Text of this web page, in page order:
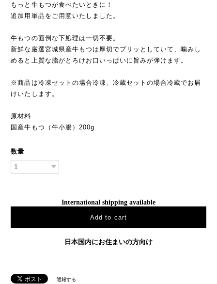
もっと牛もつが食べたいときに！
追加用単品をご用意いたしました。
牛もつの面倒な下処理は一切不要。
新鮮な厳選宮城県産牛もつは厚切でプリッとしていて、噛みし
めると上質な脂がとろけお口いっぱいに旨みが弾けます。
※商品は冷凍セットの場合冷凍、冷蔵セットの場合冷蔵でお届
けいたします。
原材料
国産牛もつ（牛小腸）200g
数量
International shipping available
Add to cart
日本国内にお住まいの方向け
通報する